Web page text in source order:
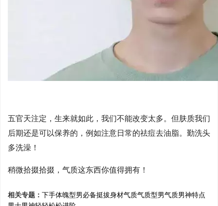
五官天注定，生来就如此，我们不能改变太多。但肤质我们
后期还是可以保养的，例如注意日常的祛痘去油脂。勤洗头
多洗澡！
稍微拾掇拾掇，气质这东西你值得拥有！
相关专题： 下手体魄型男必备挺拔身材气质气质型男气质男神特点